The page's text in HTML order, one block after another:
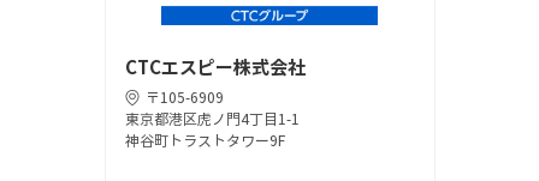
CTCエスピー株式会社
〒105-6909
東京都港区虎ノ門4丁目1-1
神谷町トラストタワー9F